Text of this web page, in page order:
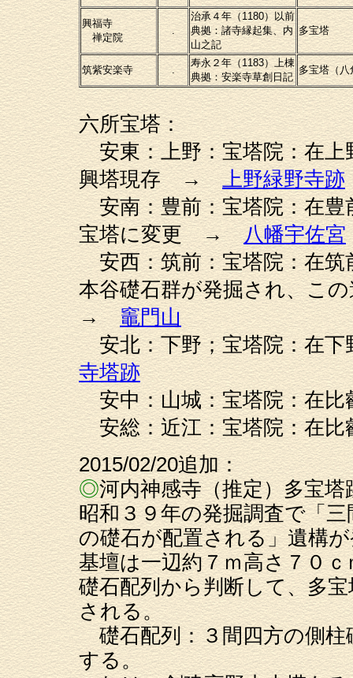
興福寺
禅定院
.
治承４年（1180）以前
典拠：諸寺縁起集、内
山之記
多宝塔
筑紫安楽寺 .
寿永２年（1183）上棟
典拠：安楽寺草創日記
多宝塔（八
六所宝塔：
安東：上野：宝塔院：在上
興塔現存 →上野緑野寺跡
安南：豊前：宝塔院：在豊
宝塔に変更 →八幡宇佐宮
安西：筑前：宝塔院：在筑
本谷礎石群が発掘され、こ
→竈門山
安北：下野；宝塔院：在
寺塔跡
安中：山城：宝塔院：在
安総：近江：宝塔院：在
2015/02/20追加：
◎河内神感寺（推定）多宝塔
昭和３９年の発掘調査で「
の礎石が配置される」遺構
基壇は一辺約７ｍ高さ７０
礎石配列から判断して、多
される。
礎石配列：３間四方の側柱
する。